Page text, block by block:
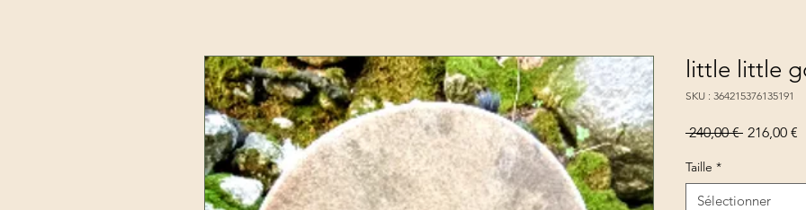
little little
SKU : 364215376135191
240,00 € Prix
216,00 €
Taille *
Sélectionner